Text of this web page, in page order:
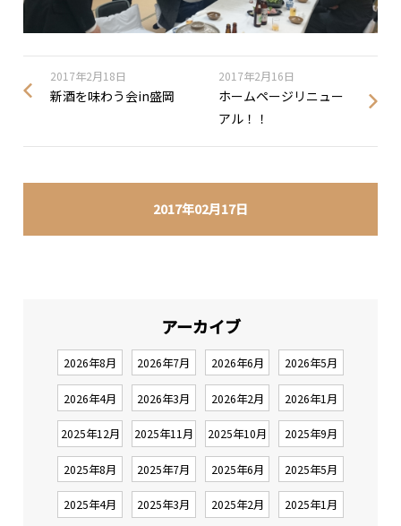
2017年02月17日
2017年2月18日
新酒を味わう会in盛岡
2017年2月16日
ホームページリニュー
アル！！
アーカイブ
2026年8月 2026年7月 2026年6月 2026年5月
2026年4月 2026年3月 2026年2月 2026年1月
2025年12月 2025年11月 2025年10月 2025年9月
2025年8月 2025年7月 2025年6月 2025年5月
2025年4月 2025年3月 2025年2月 2025年1月